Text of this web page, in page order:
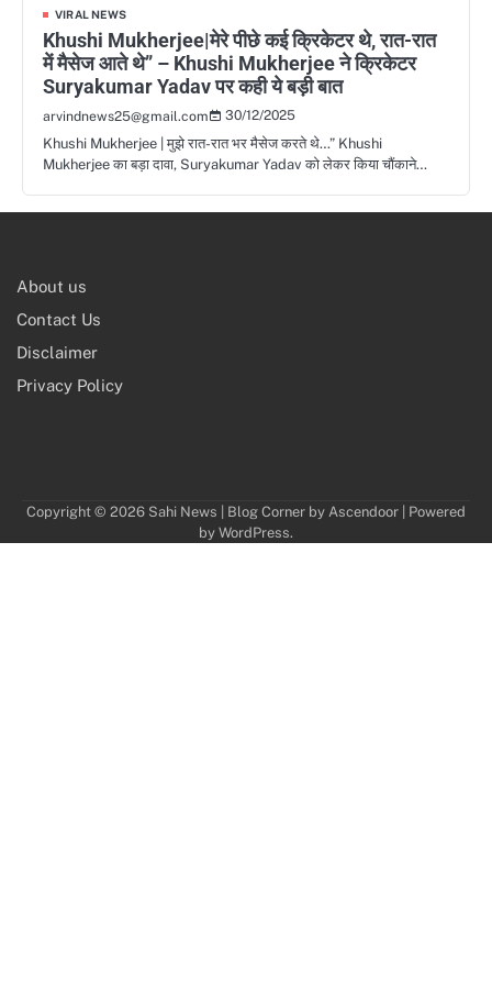
VIRAL NEWS
Khushi Mukherjee|मेरे पीछे कई क्रिकेटर थे, रात-रात
में मैसेज आते थे” – Khushi Mukherjee ने क्रिकेटर
Suryakumar Yadav पर कही ये बड़ी बात
arvindnews25@gmail.com
30/12/2025
Khushi Mukherjee | मुझे रात-रात भर मैसेज करते थे…” Khushi
Mukherjee का बड़ा दावा, Suryakumar Yadav को लेकर किया चौंकाने…
About us
Contact Us
Disclaimer
Privacy Policy
Copyright © 2026 Sahi News | Blog Corner by Ascendoor | Powered
by WordPress.